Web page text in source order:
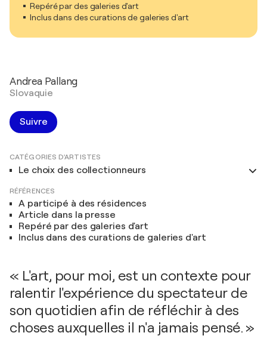
Repéré par des galeries d'art
Inclus dans des curations de galeries d'art
Andrea Pallang
Slovaquie
Suivre
CATÉGORIES D'ARTISTES
Le choix des collectionneurs
RÉFÉRENCES
A participé à des résidences
Article dans la presse
Repéré par des galeries d'art
Inclus dans des curations de galeries d'art
« L'art, pour moi, est un contexte pour
ralentir l'expérience du spectateur de
son quotidien afin de réfléchir à des
choses auxquelles il n'a jamais pensé. »